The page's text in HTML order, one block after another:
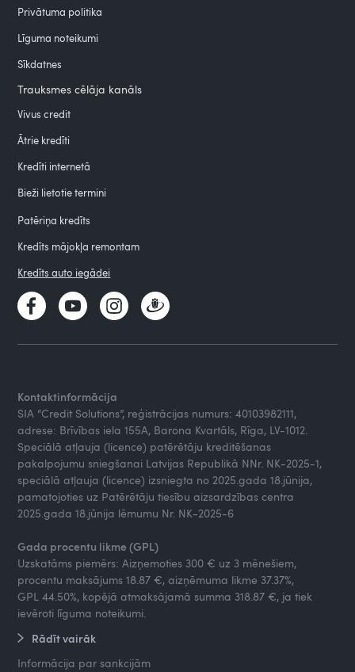
Privātuma politika
Līguma noteikumi
Sīkdatnes
Trauksmes cēlāja kanāls
Vivus credit
Ātrie kredīti
Kredīti internetā
Bieži lietotie termini
Patēriņa kredīts
Kredīts mājokļa remontam
Kredīts auto iegādei
Kontaktinformācija
SIA “Credit Solutions”, reģistrācijas numurs: 40103982111,
adrese: Brīvības iela 155A, Barona Kvartāls, Rīga, LV-1012.
Speciālā atļauja (licence) patērētāju kreditēšanas
pakalpojumu sniegšanai Latvijas Republikā NNr. NK-2025-1,
speciālā atļauja (licence) izsniegta no 2025.gada 18.jūnija,
pamatojoties uz Patērētāju tiesību aizsardzības centra
2025.gada 18.jūnija lēmumu Nr. NK-2025-6
Gada procentu likme (GPL)
Uzskatāms piemērs: Aizņemoties 300 € uz 3 mēnešiem,
procentu maksājums 18.87 €, aizņēmuma likme 37.37%,
GPL 44.50%, kopējā atmaksājamā summa 318.87 €, ja tiek
ievēroti līguma noteikumi.
Rādīt vairāk
Informācija par sankcijām